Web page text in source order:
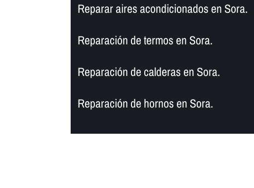
Reparar aires acondicionados en Sora.
Reparación de termos en Sora.
Reparación de calderas en Sora.
Reparación de hornos en Sora.